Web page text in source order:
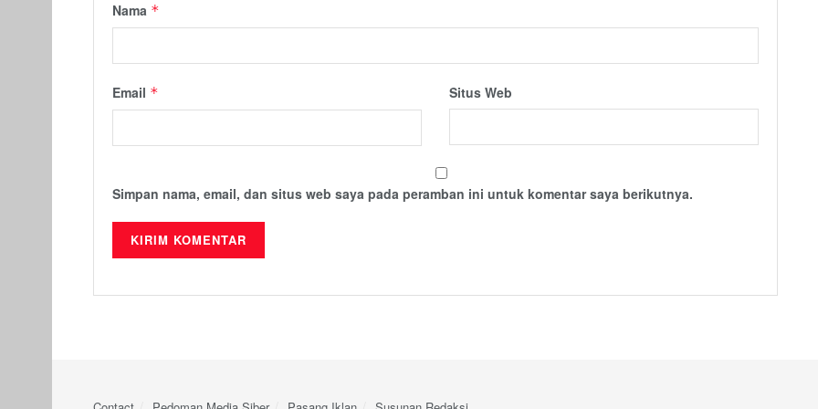
Nama *
Email * Situs Web
Simpan nama, email, dan situs web saya pada peramban ini untuk komentar saya berikutnya.